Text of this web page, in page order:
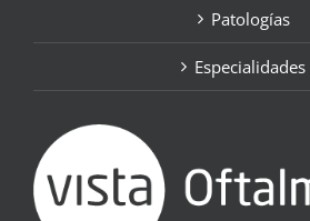
Patologías
Especialidades